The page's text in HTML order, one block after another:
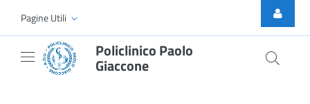
Skip to Main Content
Pagine Utili
Policlinico Paolo
Giaccone